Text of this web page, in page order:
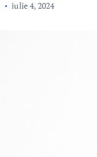
iulie 4, 2024